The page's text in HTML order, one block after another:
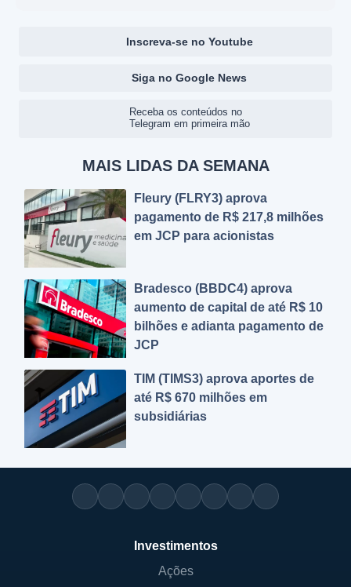
Inscreva-se no Youtube
Siga no Google News
Receba os conteúdos no
Telegram em primeira mão
MAIS LIDAS DA SEMANA
Fleury (FLRY3) aprova
pagamento de R$ 217,8 milhões
em JCP para acionistas
Bradesco (BBDC4) aprova
aumento de capital de até R$ 10
bilhões e adianta pagamento de
JCP
TIM (TIMS3) aprova aportes de
até R$ 670 milhões em
subsidiárias
Investimentos
Ações